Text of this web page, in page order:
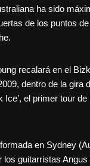
ha sido
de los puntos
recalará en el
dentro de la gira
Ice’, el primer tour
en Sydney
guitarristas